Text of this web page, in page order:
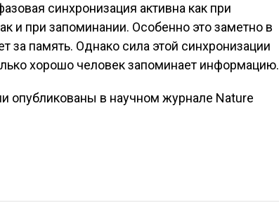
синхронизация активна как при
и при запоминании. Особенно это заметно в
за память. Однако сила этой синхронизации
хорошо человек запоминает информацию.
опубликованы в научном журнале Nature